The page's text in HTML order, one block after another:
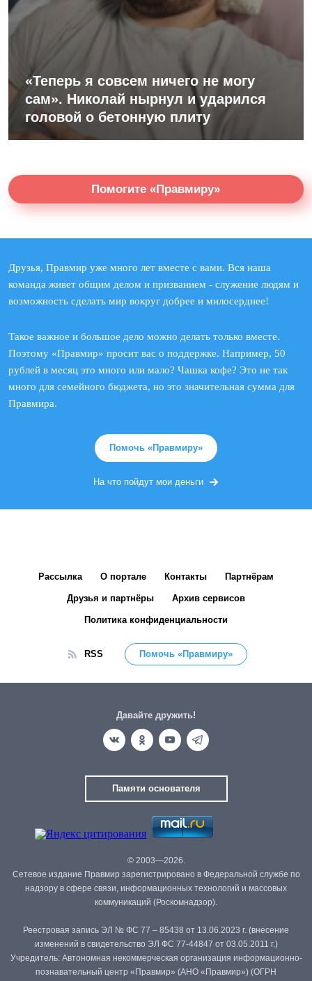
«Теперь я совсем ничего не могу
сам». Николай нырнул и ударился
головой о бетонную плиту
Помогите «Правмиру»
Друзья, Правмир уже много лет вместе с вами. Вся наша
команда живет общим делом и призванием - служение людям и
возможность сделать мир вокруг добрее и милосерднее!
Такое важное и большое дело можно делать только вместе.
Поэтому «Правмир» просит вас о поддержке. Например, 50
рублей в месяц это много или мало? Чашка кофе? Это не так
много для семейного бюджета, но это значительная сумма для
Правмира.
Помочь «Правмиру»
На что пойдут мои деньги
Рассылка О портале Контакты Партнёрам
Друзья и партнёры Архив сервисов
Политика конфиденциальности
RSS Помочь «Правмиру»
Давайте дружить!
Памяти основателя
© 2003—2026.
Сетевое издание Правмир зарегистрировано в Федеральной службе по
надзору в сфере связи, информационных технологий и массовых
коммуникаций (Роскомнадзор).
Реестровая запись ЭЛ № ФС 77 – 85438 от 13.06.2023 г. (внесение
изменений в свидетельство ЭЛ ФС 77-44847 от 03.05.2011 г.)
Учредитель: Автономная некоммерческая организация информационно-
познавательный центр «Правмир» (АНО «Правмир») (ОГРН